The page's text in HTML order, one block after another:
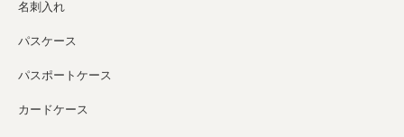
名刺入れ
パスケース
パスポートケース
カードケース